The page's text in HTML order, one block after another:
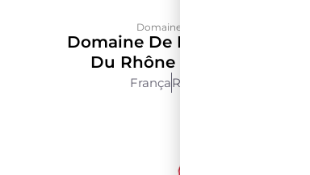
Domaine de La Solitude
Domaine De La Solitude
Du Rhône Blanc – 500ml
FrançaRhône